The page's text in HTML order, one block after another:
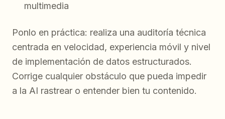
multimedia
Ponlo en práctica: realiza una auditoría técnica
centrada en velocidad, experiencia móvil y nivel
de implementación de datos estructurados.
Corrige cualquier obstáculo que pueda impedir
a la AI rastrear o entender bien tu contenido.